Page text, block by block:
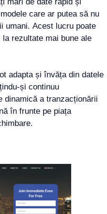
care ar putea să nu
umani. Acest lucru poate
rezultate mai bune ale
adapta și învăța din datele
și continuu
dinamică a tranzacționării
în frunte pe piața